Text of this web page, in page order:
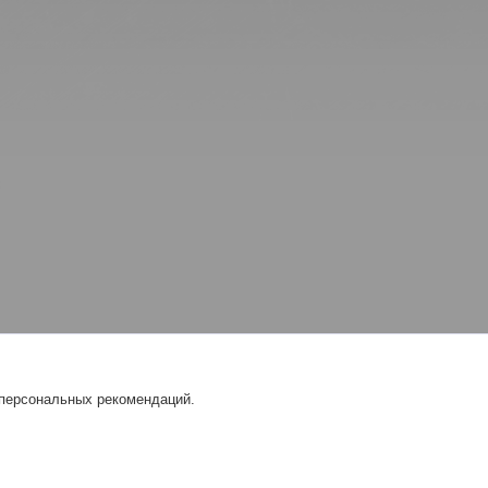
рекомендаций.